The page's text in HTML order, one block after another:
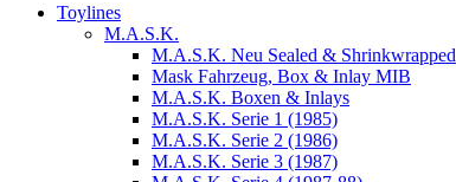
Toylines
M.A.S.K.
M.A.S.K. Neu Sealed & Shrinkwrapped
Mask Fahrzeug, Box & Inlay MIB
M.A.S.K. Boxen & Inlays
M.A.S.K. Serie 1 (1985)
M.A.S.K. Serie 2 (1986)
M.A.S.K. Serie 3 (1987)